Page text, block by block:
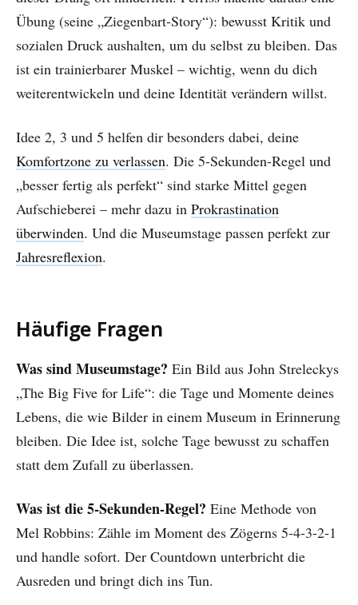
Übung (seine „Ziegenbart-Story“): bewusst Kritik und
sozialen Druck aushalten, um du selbst zu bleiben. Das
ist ein trainierbarer Muskel – wichtig, wenn du dich
weiterentwickeln und deine Identität verändern willst.
Idee 2, 3 und 5 helfen dir besonders dabei, deine
Komfortzone zu verlassen. Die 5-Sekunden-Regel und
„besser fertig als perfekt“ sind starke Mittel gegen
Aufschieberei – mehr dazu in Prokrastination
überwinden. Und die Museumstage passen perfekt zur
Jahresreflexion.
Häufige Fragen
Was sind Museumstage? Ein Bild aus John Streleckys
„The Big Five for Life“: die Tage und Momente deines
Lebens, die wie Bilder in einem Museum in Erinnerung
bleiben. Die Idee ist, solche Tage bewusst zu schaffen
statt dem Zufall zu überlassen.
Was ist die 5-Sekunden-Regel? Eine Methode von
Mel Robbins: Zähle im Moment des Zögerns 5-4-3-2-1
und handle sofort. Der Countdown unterbricht die
Ausreden und bringt dich ins Tun.